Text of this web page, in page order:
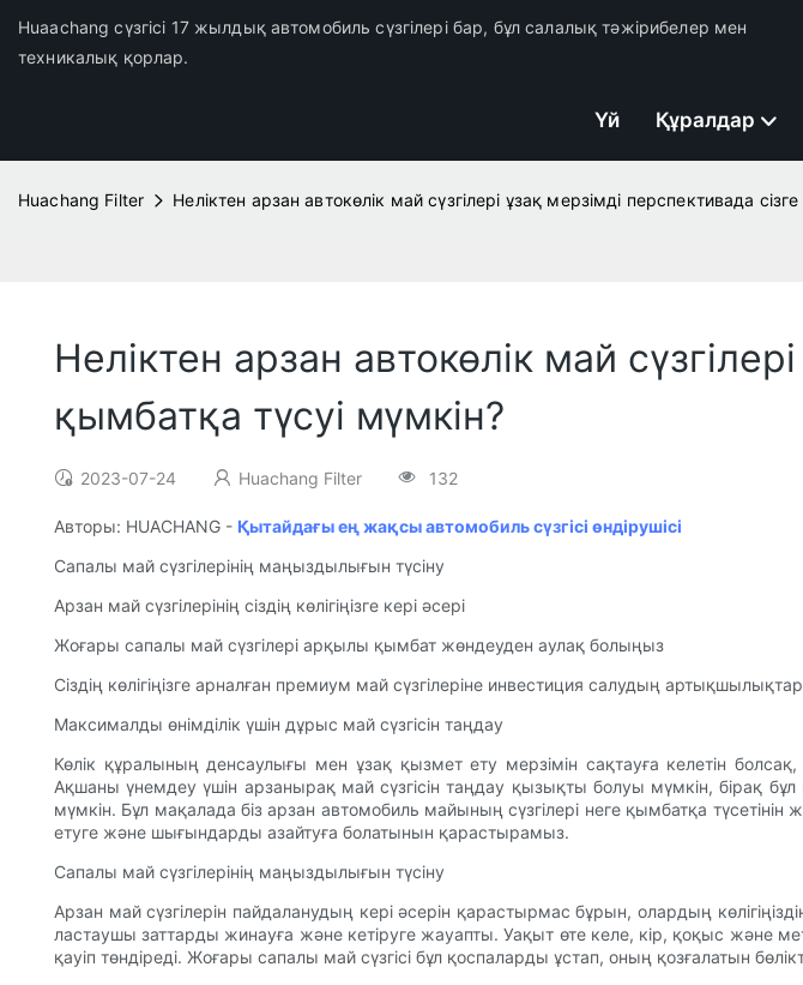
Huaachang сүзгісі 17 жылдық автомобиль сүзгілері бар, бұл салалық тәжірибелер мен
техникалық қорлар.
Үй Құралдар
Huachang Filter Неліктен арзан автокөлік май сүзгілері ұзақ мерзімді перспективада
Неліктен арзан автокөлік май
қымбатқа түсуі мүмкін?
2023-07-24 Huachang Filter 132
Авторы: HUACHANG - Қытайдағы ең жақсы автомобиль сүзгісі өндірушісі
Сапалы май сүзгілерінің маңыздылығын түсіну
Арзан май сүзгілерінің сіздің көлігіңізге кері әсері
Жоғары сапалы май сүзгілері арқылы қымбат жөндеуден аулақ болыңыз
Сіздің көлігіңізге арналған премиум май сүзгілеріне инвестиция салудың
Максималды өнімділік үшін дұрыс май сүзгісін таңдау
Көлік құралының денсаулығы мен ұзақ қызмет ету мерзімін сақтауға келетін
Ақшаны үнемдеу үшін арзанырақ май сүзгісін таңдау қызықты болуы мүмкін, бірақ
мүмкін. Бұл мақалада біз арзан автомобиль майының сүзгілері неге қымбатқа
етуге және шығындарды азайтуға болатынын қарастырамыз.
Сапалы май сүзгілерінің маңыздылығын түсіну
Арзан май сүзгілерін пайдаланудың кері әсерін қарастырмас бұрын, олардың
ластаушы заттарды жинауға және кетіруге жауапты. Уақыт өте келе, кір, қоқыс және
қауіп төндіреді. Жоғары сапалы май сүзгісі бұл қоспаларды ұстап, оның қозғалатын